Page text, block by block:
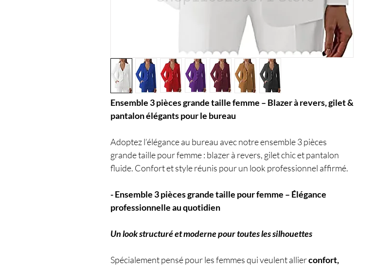
Ensemble 3 pièces grande taille femme – Blazer à revers, gilet &
pantalon élégants pour le bureau
Adoptez l’élégance au bureau avec notre ensemble 3 pièces
grande taille pour femme : blazer à revers, gilet chic et pantalon
fluide. Confort et style réunis pour un look professionnel affirmé.
- Ensemble 3 pièces grande taille pour femme – Élégance
professionnelle au quotidien
Un look structuré et moderne pour toutes les silhouettes
Spécialement pensé pour les femmes qui veulent allierconfort,